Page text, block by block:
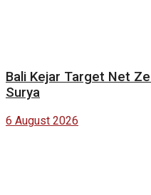
Bali Kejar Target Net
Surya
6 August 2026